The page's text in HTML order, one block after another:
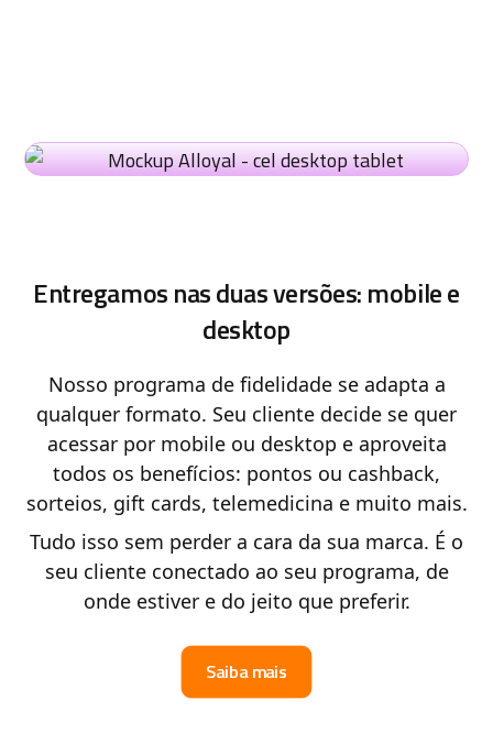
Entregamos nas duas versões: mobile e
desktop
Nosso programa de fidelidade se adapta a
qualquer formato. Seu cliente decide se quer
acessar por mobile ou desktop e aproveita
todos os benefícios: pontos ou cashback,
sorteios, gift cards, telemedicina e muito mais.
Tudo isso sem perder a cara da sua marca. É o
seu cliente conectado ao seu programa, de
onde estiver e do jeito que preferir.
Saiba mais